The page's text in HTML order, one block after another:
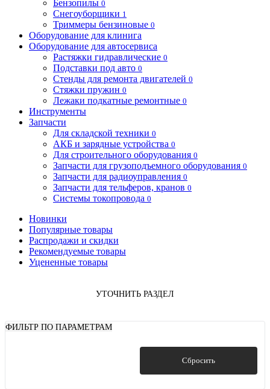
Бензопилы 0
Снегоуборщики 1
Триммеры бензиновые 0
Оборудование для клинига
Оборудование для автосервиса
Растяжки гидравлические 0
Подставки под авто 0
Стенды для ремонта двигателей 0
Стяжки пружин 0
Лежаки подкатные ремонтные 0
Инструменты
Запчасти
Для складской техники 0
АКБ и зарядные устройства 0
Для строительного оборудования 0
Запчасти для грузоподъемного оборудования 0
Запчасти для радиоуправления 0
Запчасти для тельферов, кранов 0
Системы токопровода 0
Новинки
Популярные товары
Распродажи и скидки
Рекомендуемые товары
Уцененные товары
УТОЧНИТЬ РАЗДЕЛ
ФИЛЬТР ПО ПАРАМЕТРАМ
Сбросить